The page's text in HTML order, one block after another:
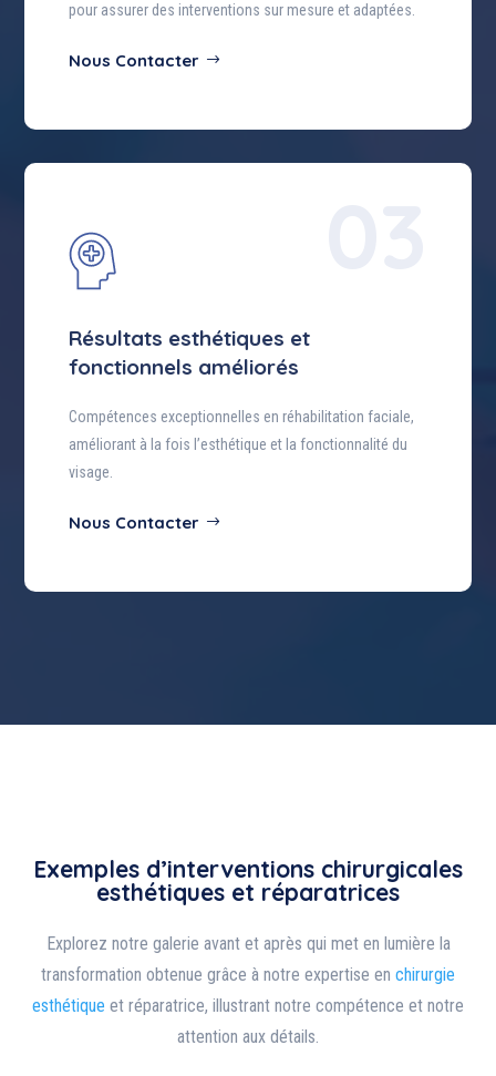
pour assurer des interventions sur mesure et adaptées.
Nous Contacter
Résultats esthétiques et
fonctionnels améliorés
Compétences exceptionnelles en réhabilitation faciale,
améliorant à la fois l’esthétique et la fonctionnalité du
visage.
Nous Contacter
Exemples d’interventions chirurgicales
esthétiques et réparatrices
Explorez notre galerie avant et après qui met en lumière la
transformation obtenue grâce à notre expertise en chirurgie
esthétique et réparatrice, illustrant notre compétence et notre
attention aux détails.